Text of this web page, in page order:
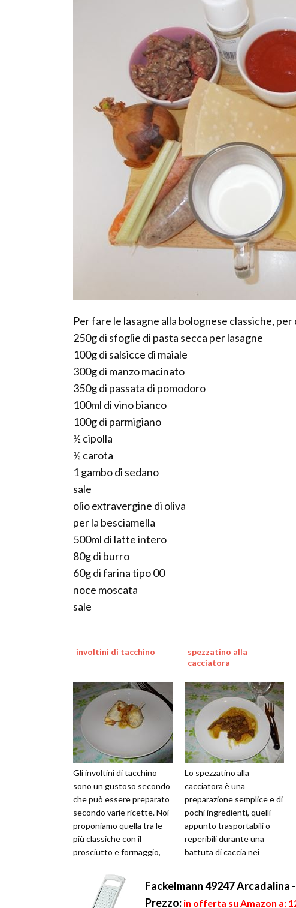
Per fare le lasagne alla bolognese classiche,
250g di sfoglie di pasta secca per lasagne
100g di salsicce di maiale
300g di manzo macinato
350g di passata di pomodoro
100ml di vino bianco
100g di parmigiano
½ cipolla
½ carota
1 gambo di sedano
sale
olio extravergine di oliva
per la besciamella
500ml di latte intero
80g di burro
60g di farina tipo 00
noce moscata
sale
involtini di tacchino
Gli involtini di tacchino
sono un gustoso secondo
che può essere preparato
secondo varie ricette. Noi
proponiamo quella tra le
più classiche con il
prosciutto e formaggio,
spezzatino alla
cacciatora
Lo spezzatino alla
cacciatora è una
preparazione semplice e di
pochi ingredienti, quelli
appunto trasportabili o
reperibili durante una
battuta di caccia nei
Fackelmann 49247
Prezzo: in offerta su Amazon a: